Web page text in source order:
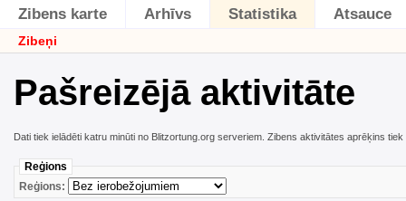
Zibens karte Arhīvs Statistika Atsauce
Zibeņi
Pašreizējā aktivitāte
Dati tiek ielādēti katru minūti no Blitzortung.org serveriem. Zibens aktivitātes aprēķins
Reģions
Reģions: